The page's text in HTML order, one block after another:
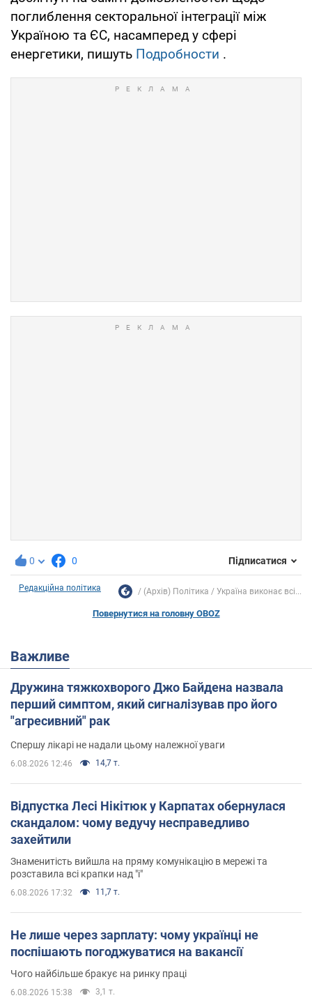
поглиблення секторальної інтеграції між
Україною та ЄС, насамперед у сфері
енергетики, пишуть Подробности .
0 0 Підписатися
Редакційна політика (Архів) Політика Україна виконає всі...
Повернутися на головну OBOZ
Важливе
Дружина тяжкохворого Джо Байдена назвала
перший симптом, який сигналізував про його
"агресивний" рак
Спершу лікарі не надали цьому належної уваги
6.08.2026 12:46 14,7 т.
Відпустка Лесі Нікітюк у Карпатах обернулася
скандалом: чому ведучу несправедливо
захейтили
Знаменитість вийшла на пряму комунікацію в мережі та
розставила всі крапки над "і"
6.08.2026 17:32 11,7 т.
Не лише через зарплату: чому українці не
поспішають погоджуватися на вакансії
Чого найбільше бракує на ринку праці
6.08.2026 15:38 3,1 т.